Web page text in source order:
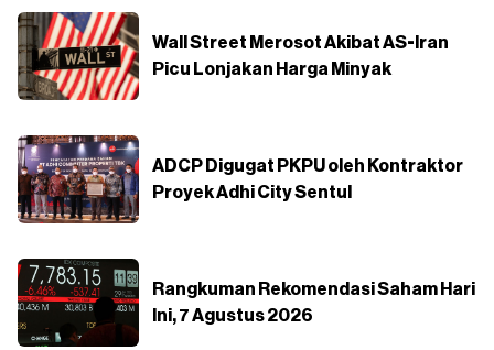
Wall Street Merosot Akibat AS-Iran
Picu Lonjakan Harga Minyak
ADCP Digugat PKPU oleh Kontraktor
Proyek Adhi City Sentul
Rangkuman Rekomendasi Saham Hari
Ini, 7 Agustus 2026